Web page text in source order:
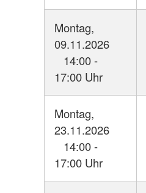
Montag,
09.11.2026
14:00 -
17:00 Uhr
Montag,
23.11.2026
14:00 -
17:00 Uhr